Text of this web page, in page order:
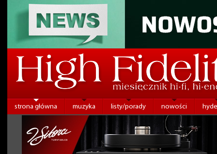
strona główna muzyka listy/porady nowości